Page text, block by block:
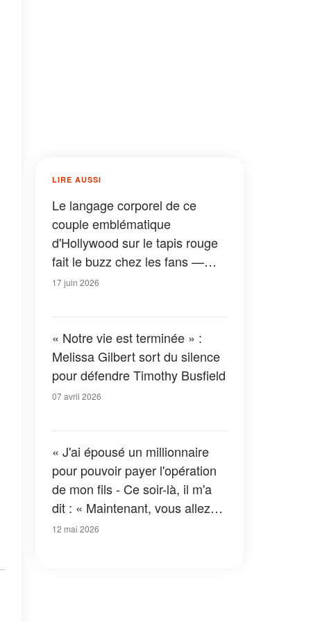
LIRE AUSSI
Le langage corporel de ce
couple emblématique
d'Hollywood sur le tapis rouge
fait le buzz chez les fans —
Des photos de leur enfance à
17 juin 2026
« Notre vie est terminée » :
Melissa Gilbert sort du silence
pour défendre Timothy Busfield
07 avril 2026
« J'ai épousé un millionnaire
pour pouvoir payer l'opération
de mon fils - Ce soir-là, il m'a
dit : « Maintenant, vous allez
enfin découvrir ce à quoi vous
12 mai 2026